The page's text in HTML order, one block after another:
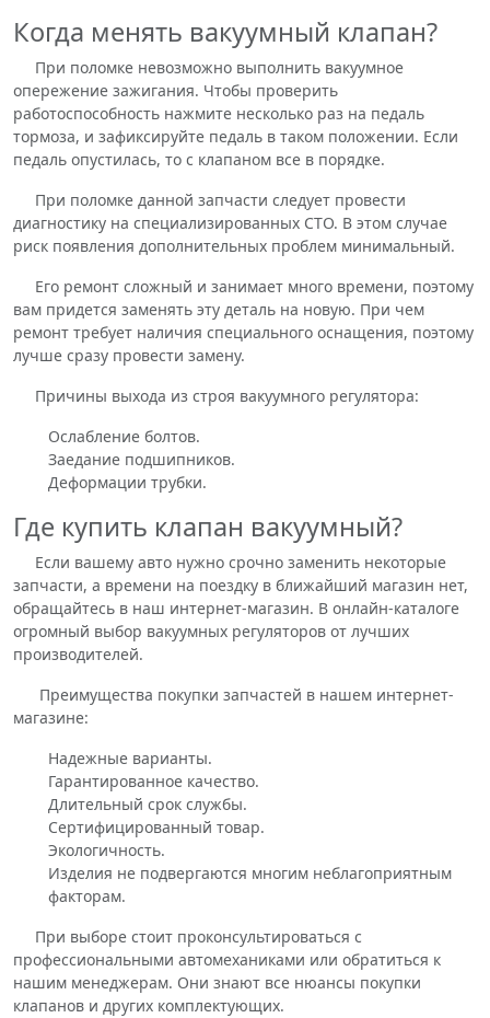
Когда менять вакуумный клапан?
При поломке невозможно выполнить вакуумное
опережение зажигания. Чтобы проверить
работоспособность нажмите несколько раз на педаль
тормоза, и зафиксируйте педаль в таком положении. Если
педаль опустилась, то с клапаном все в порядке.
При поломке данной запчасти следует провести
диагностику на специализированных СТО. В этом случае
риск появления дополнительных проблем минимальный.
Его ремонт сложный и занимает много времени, поэтому
вам придется заменять эту деталь на новую. При чем
ремонт требует наличия специального оснащения, поэтому
лучше сразу провести замену.
Причины выхода из строя вакуумного регулятора:
Ослабление болтов.
Заедание подшипников.
Деформации трубки.
Где купить клапан вакуумный?
Если вашему авто нужно срочно заменить некоторые
запчасти, а времени на поездку в ближайший магазин нет,
обращайтесь в наш интернет-магазин. В онлайн-каталоге
огромный выбор вакуумных регуляторов от лучших
производителей.
Преимущества покупки запчастей в нашем интернет-
магазине:
Надежные варианты.
Гарантированное качество.
Длительный срок службы.
Сертифицированный товар.
Экологичность.
Изделия не подвергаются многим неблагоприятным
факторам.
При выборе стоит проконсультироваться с
профессиональными автомеханиками или обратиться к
нашим менеджерам. Они знают все нюансы покупки
клапанов и других комплектующих.